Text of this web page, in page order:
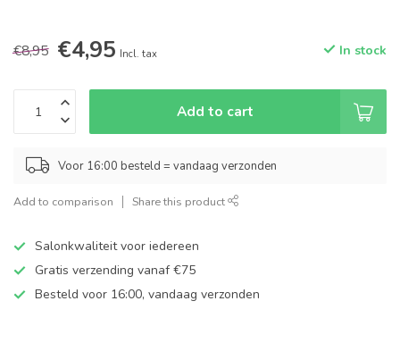
€8,95 €4,95 Incl. tax In stock
Add to cart
Voor 16:00 besteld = vandaag verzonden
Add to comparison Share this product
Salonkwaliteit voor iedereen
Gratis verzending vanaf €75
Besteld voor 16:00, vandaag verzonden